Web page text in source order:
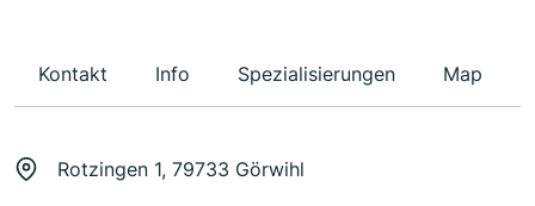
Kontakt Info Spezialisierungen Map
Rotzingen 1, 79733 Görwihl